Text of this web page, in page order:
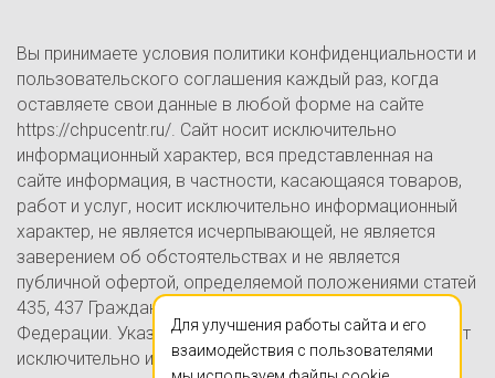
Вы принимаете условия политики конфиденциальности и
пользовательского соглашения каждый раз, когда
оставляете свои данные в любой форме на сайте
https://chpucentr.ru/. Сайт носит исключительно
информационный характер, вся представленная на
сайте информация, в частности, касающаяся товаров,
работ и услуг, носит исключительно информационный
характер, не является исчерпывающей, не является
заверением об обстоятельствах и не является
публичной офертой, определяемой положениями статей
435, 437 Гражданского кодекса Российской
Федерации. Указанные на настоящем Сайте цены носят
исключительно информационно-ознакомительный
Для улучшения работы сайта и его
взаимодействия с пользователями